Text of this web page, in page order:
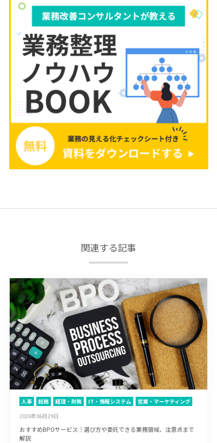
関連する記事
人事 総務 経理・財務 IT・情報システム
営業・マーケティング
2026年06月29日
おすすめBPOサービス｜選び方や委託できる業務領域、注意点まで
解説